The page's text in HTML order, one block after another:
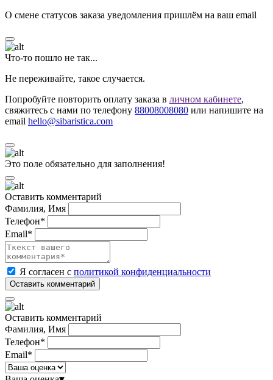
О смене статусов заказа уведомления пришлём на ваш email
Что-то пошло не так...
Не переживайте, такое случается.
Попробуйте повторить оплату заказа в личном кабинете,
свяжитесь с нами по телефону 88008008080 или напишите на
email hello@sibaristica.com
Это поле обязательно для заполнения!
Оставить комментарий
Фамилия, Имя
Телефон*
Email*
Я согласен с политикой конфиденциальности
Оставить комментарий
Фамилия, Имя
Телефон*
Email*